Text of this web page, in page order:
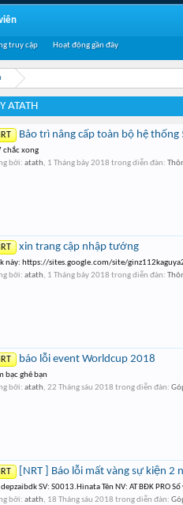
ATATH
Bảo trì nâng cấp toàn bộ hệ thống
chắc xong
bởi: atath, 1 Tháng bảy 2018 trong diễn đàn:
xin trang cập nhập tướng
này: https://sites.google.com/site/
bởi: atath, 1 Tháng bảy 2018 trong diễn đàn:
báo lỗi event Worldcup 2018
bạc ghê bạn
bởi: atath, 22 Tháng sáu 2018 trong diễn đàn:
[NRT ] Báo lỗi mất vàng sự kiện 2
depzaibdk SV: S0013.Hinata Tên NV: AT BĐK
bởi: atath, 18 Tháng sáu 2018 trong diễn đàn:
truy cập Hoạt động gần đây